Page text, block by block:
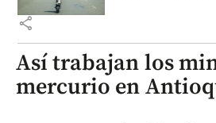
share
Así trabajan los
mercurio en